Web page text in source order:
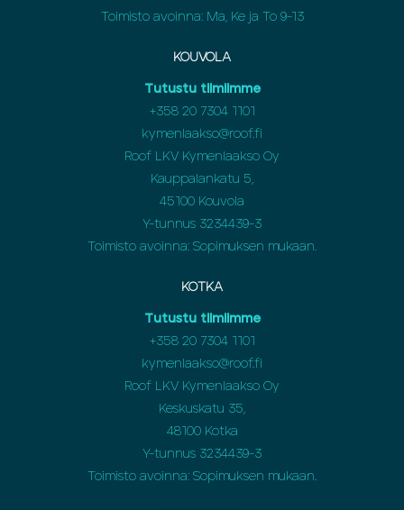
Toimisto avoinna: Ma, Ke ja To 9-13
KOUVOLA
Tutustu tiimiimme
+358 20 7304 1101
kymenlaakso@roof.fi
Roof LKV Kymenlaakso Oy
Kauppalankatu 5,
45100 Kouvola
Y-tunnus 3234439-3
Toimisto avoinna: Sopimuksen mukaan.
KOTKA
Tutustu tiimiimme
+358 20 7304 1101
kymenlaakso@roof.fi
Roof LKV Kymenlaakso Oy
Keskuskatu 35,
48100 Kotka
Y-tunnus 3234439-3
Toimisto avoinna: Sopimuksen mukaan.